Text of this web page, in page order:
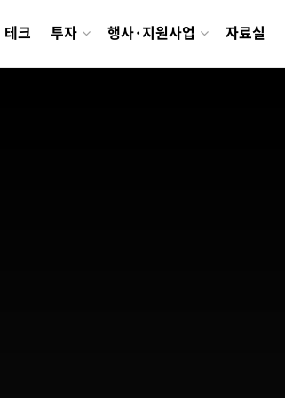
테크 투자 행사·지원사업 자료실